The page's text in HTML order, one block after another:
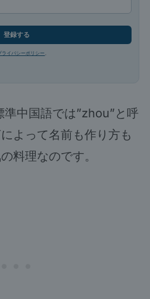
登録する
ライバシーポリシー
準中国語では”zhou”と呼
よって名前も作り方も
料理なのです。